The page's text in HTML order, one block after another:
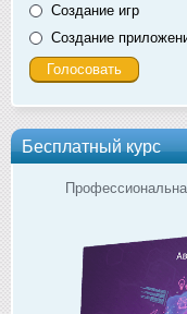
Создание игр
Создание
Бесплатный курс